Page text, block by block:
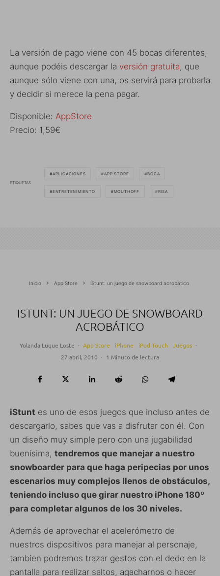
La versión de pago viene con 45 bocas diferentes,
aunque podéis descargar la versión gratuita, que
aunque sólo viene con una, os servirá para probarla
y decidir si merece la pena pagar.
Disponible: AppStore
Precio: 1,59€
ETIQUETAS
APLICACIONES APP STORE BOCA
ENTRETENIMIENTO MOUTHOFF RISA
Inicio App Store iStunt: un juego de snowboard acrobático
ISTUNT: UN JUEGO DE SNOWBOARD
ACROBÁTICO
Yolanda Luque Loste · App Store iPhone iPod Touch Juegos ·
27 abril, 2010 · 1 Minuto de lectura
iStunt es uno de esos juegos que incluso antes de
descargarlo, sabes que vas a disfrutar con él. Con
un diseño muy simple pero con una jugabilidad
buenísima, tendremos que manejar a nuestro
snowboarder para que haga peripecias por unos
escenarios muy complejos llenos de obstáculos,
teniendo incluso que girar nuestro iPhone 180º
para completar algunos de los 30 niveles.
Además de aprovechar el acelerómetro de
nuestros dispositivos para manejar al personaje,
tambien podremos trazar gestos con el dedo en la
pantalla para realizar saltos, agacharnos o hacer